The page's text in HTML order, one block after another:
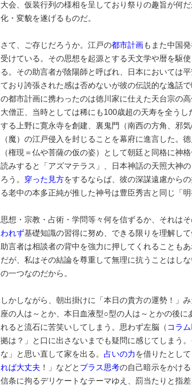
大会、仮装行列の様相を呈しており祭りの趣旨が何
化・変貌を遂げるものだ。
さて、ご存じだろうか。江戸の都市計画もまた中国
受けている。その思想を起源とする天文学や暦を駆
る。その助言者が陰陽師と呼ばれ、日本においては
ており誇張された感は否めないが彼の伝説的な逸話
の都市計画に携わったのは徳川家に仕えた天台宗の
大僧正、当時としては稀にも100歳超の天寿を全う
する上野に寛永寺を創建、裏鬼門（南西の方角、邪
（魔）の江戸侵入を封じることを幕府に進言した。
（権現＝仏や菩薩の仮の姿）として朝廷と同格に神
読みすると「アズマテラス」、日本神話の天照大神
ろう。 穿った見方をするならば、彼の深謀遠慮から
る老中の本多正純が推した神号は豊臣秀吉と同じ「明
思想・宗教・占術・学問等々何を信ずるか、それは
われず基礎知識の習得に努め、できる限りを理解し
助言者は相談者の背中を強力に押してくれることも
だが、私はその結論を尊重して無理に抗うことはし
の一つなのだから。
しかしながら、朝出掛けに「本日の貴方の運勢！」
座の人は～とか、本日血液型○型の人は～とかの後
れると流石に苦笑いしてしまう。思わず左脳（ コラ
拠は？」と口に出さないまでも疑問に感じてしまう
な」と思い直して家を出る。 占いの力 を借りたとし
れば大丈夫 ！」などと プラス思考の自己暗示をかけ
信条に拘るデリケートなテーマゆえ、罰当たりと指